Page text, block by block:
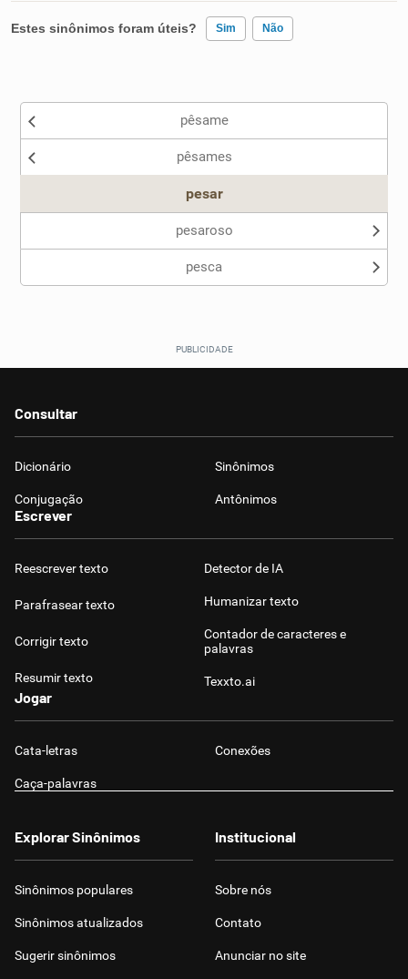
Estes sinônimos foram úteis? Sim Não
Nenhum dos sinônimos apresentados me ajudou
pêsame
pêsames
pesar
pesaroso
pesca
Consultar
Dicionário Sinônimos
Conjugação Antônimos
Escrever
Reescrever texto
Parafrasear texto
Corrigir texto
Resumir texto
Detector de IA
Humanizar texto
Contador de caracteres e
palavras
Texxto.ai
Jogar
Cata-letras Conexões
Caça-palavras
Explorar Sinônimos
Sinônimos populares
Sinônimos atualizados
Sugerir sinônimos
Institucional
Sobre nós
Contato
Anunciar no site